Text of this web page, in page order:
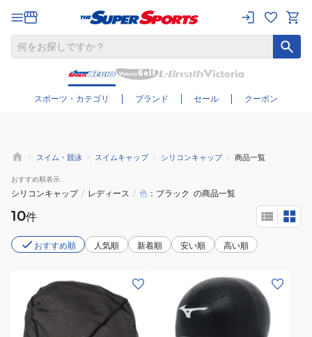
スポーツ・カテゴリ ブランド セール クーポン
さらに絞り込む
スイム・競泳 スイムキャップ シリコンキャップ 商品一覧
おすすめ順表示
シリコンキャップ / レディース / 色 ブラック の商品一覧
10件
おすすめ順 人気順 新着順 安い順 高い順